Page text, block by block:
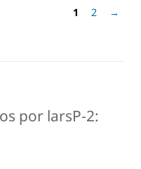
1
2 →
por larsP-2: